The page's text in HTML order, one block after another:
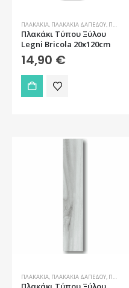
ΠΛΑΚΆΚΙΑ, ΠΛΑΚΆΚΙΑ ΔΑΠΈΔΟΥ, ΠΛΑΚΆΚΙΑ ΔΑΠΈΔΟΥ ΕΞΩΤΕΡΙΚΟΎ ΧΏΡΟΥ
Πλακάκι Τύπου Ξύλου
Legni Bricola 20x120cm
14,90 €
ΠΛΑΚΆΚΙΑ ΠΛΑΚΆΚΙΑ ΔΑΠΈΔΟΥ ΠΛΑΚΆΚΙΑ ΔΑΠΈΔΟΥ ΕΞΩΤΕΡΙΚΟΎ ΧΏΡΟΥ